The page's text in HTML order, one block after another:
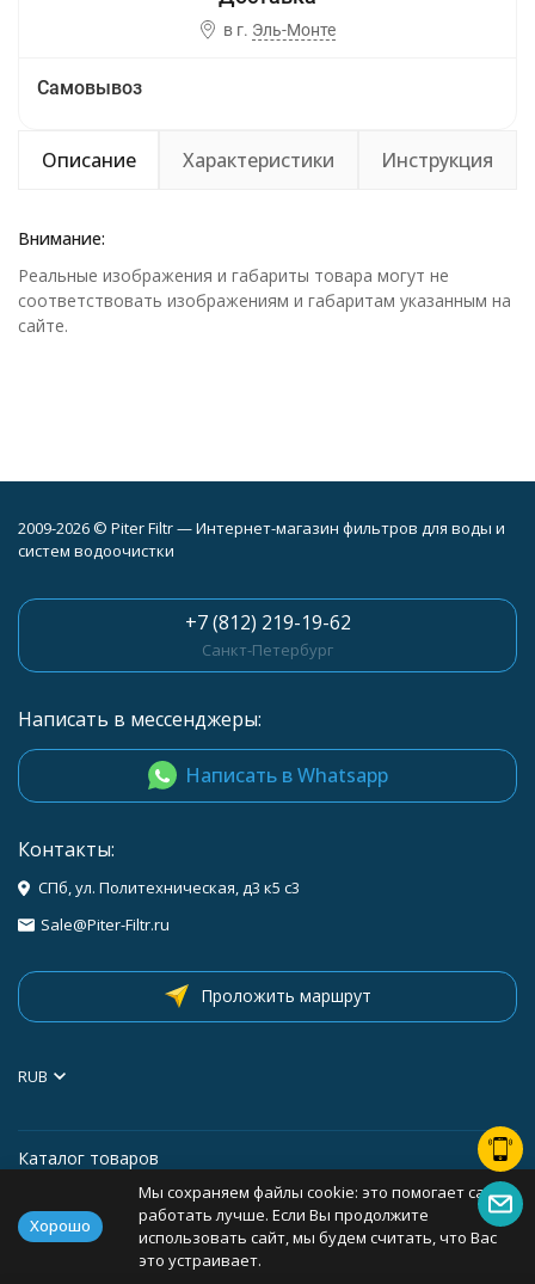
в г. Эль-Монте
Самовывоз
Описание Характеристики Инструкция
Внимание:
Реальные изображения и габариты товара могут не
соответствовать изображениям и габаритам указанным на
сайте.
2009-2026 © Piter Filtr — Интернет-магазин фильтров для воды и
систем водоочистки
+7 (812) 219-19-62
Санкт-Петербург
Написать в мессенджеры:
Написать в Whatsapp
Контакты:
СПб, ул. Политехническая, д3 к5 с3
Sale@Piter-Filtr.ru
Проложить маршрут
RUB
Каталог товаров
Информация
Хорошо
Мы сохраняем файлы cookie: это помогает сайту
работать лучше. Если Вы продолжите
использовать сайт, мы будем считать, что Вас
это устраивает.